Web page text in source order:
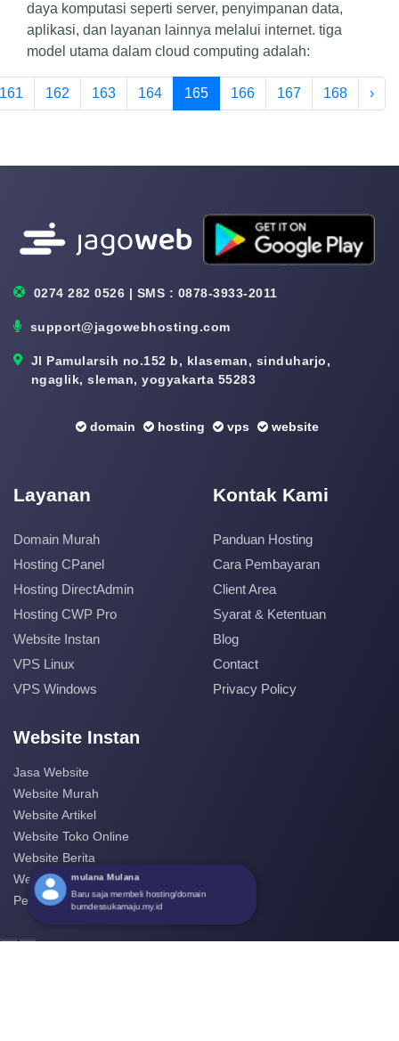
daya komputasi seperti server, penyimpanan data,
aplikasi, dan layanan lainnya melalui internet. tiga
model utama dalam cloud computing adalah:
161 162 163 164 165 166 167 168 ›
0274 282 0526 | SMS : 0878-3933-2011
support@jagowebhosting.com
Jl Pamularsih no.152 b, klaseman, sinduharjo,
ngaglik, sleman, yogyakarta 55283
domain hosting vps website
Layanan
Domain Murah
Hosting CPanel
Hosting DirectAdmin
Hosting CWP Pro
Website Instan
VPS Linux
VPS Windows
Kontak Kami
Panduan Hosting
Cara Pembayaran
Client Area
Syarat & Ketentuan
Blog
Contact
Privacy Policy
Website Instan
Jasa Website
Website Murah
Website Artikel
Website Toko Online
Website Berita
Website Perusahaan
Pembuatan Website
mulana Mulana
Baru saja membeli hosting/domain
bumdessukamaju.my.id